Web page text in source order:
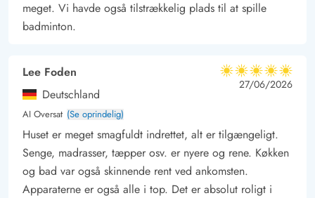
bådene glide ind og ud. Havnen emmer af en rolig atmosfære,
nærmeste indkøbsmuligheder, hvilket gør det let at handle ind.
Bork Havn byder på et perfekt miks af aktiv ferie og
afslappende stunder, hvor I kan skabe minder som både
omfatter adrenalinsuset fra vandsportens glæder og fredfyldte
stunder ved havnen.
meget. Vi havde også tilstrækkelig plads til at spille
badminton.
Lee Foden
Deutschland
AI Oversat (Se oprindelig)
5 ud af 5
5 ud af 5
5 out of 5
27/06/2026
Huset er meget smagfuldt indrettet, alt er tilgængeligt.
Senge, madrasser, tæpper osv. er nyere og rene. Køkken
og bad var også skinnende rent ved ankomsten.
Apparaterne er også alle i top. Det er absolut roligt i